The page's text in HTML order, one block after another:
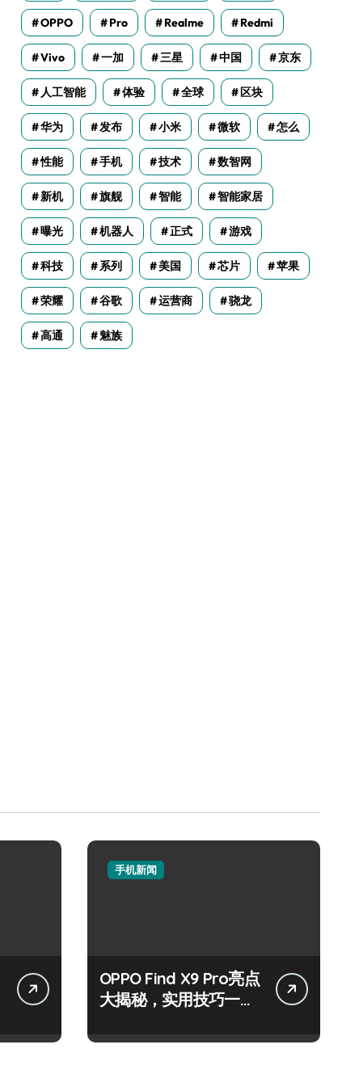
OPPO Pro Realme Redmi
Vivo 一加 三星 中国 京东
人工智能 体验 全球 区块
华为 发布 小米 微软 怎么
性能 手机 技术 数智网
新机 旗舰 智能 智能家居
曝光 机器人 正式 游戏
科技 系列 美国 芯片 苹果
荣耀 谷歌 运营商 骁龙
高通 魅族
手机新闻
OPPO Find X9 Pro亮点
大揭秘，实用技巧一网